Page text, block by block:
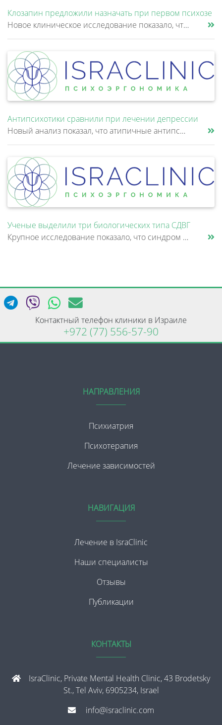
Клозапин предложили назначать при первом психозе
Новое клиническое исследование показало, что клозапин может быть эффективнее других антипсихотиков уже после первой неуд......
Антипсихотики сравнили при лечении депрессии
Новый анализ показал, что атипичные антипсихотики, которые иногда добавляют к антидепрессантам при большом депрессивном......
Ученые выделили три биологических типа СДВГ
Крупное исследование показало, что синдром дефицита внимания и гиперактивности (СДВГ) может включать не два, а три биоло......
Контактный телефон клиники в Израиле
+972 (77) 556-57-90
НАПРАВЛЕНИЯ
Психиатрия
Психотерапия
Лечение зависимостей
НАВИГАЦИЯ
Лечение в IsraClinic
Наши специалисты
Отзывы
Публикации
КОНТАКТЫ
IsraClinic, Private Mental Health Clinic, 43 Brodetsky
St., Tel Aviv, 6905234, Israel
info@israclinic.com